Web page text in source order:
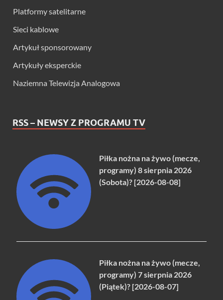
Platformy satelitarne
Sieci kablowe
Artykuł sponsorowany
Artykuły eksperckie
Naziemna Telewizja Analogowa
RSS – NEWSY Z PROGRAMU TV
Piłka nożna na żywo (mecze,
programy) 8 sierpnia 2026
(Sobota)? [2026-08-08]
Piłka nożna na żywo (mecze,
programy) 7 sierpnia 2026
(Piątek)? [2026-08-07]